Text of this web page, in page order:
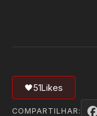
🖤51Likes
COMPARTILHAR: